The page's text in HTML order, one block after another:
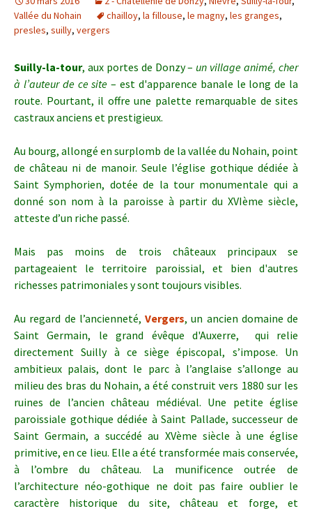
Vallée du Nohain
chailloy, la fillouse, le magny, les granges,
presles, suilly, vergers
Suilly-la-tour, aux portes de Donzy – un village animé, cher
à l’auteur de ce site – est d'apparence banale le long de la
route. Pourtant, il offre une palette remarquable de sites
castraux anciens et prestigieux.
Au bourg, allongé en surplomb de la vallée du Nohain, point
de château ni de manoir. Seule l’église gothique dédiée à
Saint Symphorien, dotée de la tour monumentale qui a
donné son nom à la paroisse à partir du XVIème siècle,
atteste d’un riche passé.
Mais pas moins de trois châteaux principaux se
partageaient le territoire paroissial, et bien d'autres
richesses patrimoniales y sont toujours visibles.
Au regard de l’ancienneté, Vergers, un ancien domaine de
Saint Germain, le grand évêque d'Auxerre, qui relie
directement Suilly à ce siège épiscopal, s’impose. Un
ambitieux palais, dont le parc à l’anglaise s’allonge au
milieu des bras du Nohain, a été construit vers 1880 sur les
ruines de l’ancien château médiéval. Une petite église
paroissiale gothique dédiée à Saint Pallade, successeur de
Saint Germain, a succédé au XVème siècle à une église
primitive, en ce lieu. Elle a été transformée mais conservée,
à l’ombre du château. La munificence outrée de
l’architecture néo-gothique ne doit pas faire oublier le
caractère historique du site, château et forge, et